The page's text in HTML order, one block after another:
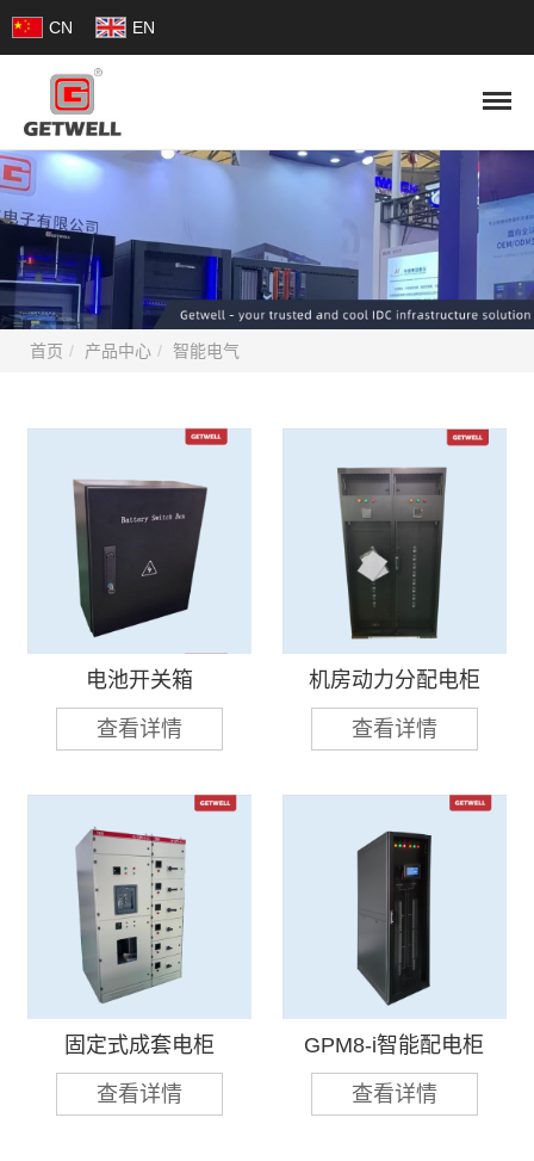
CN EN
首页 产品中心 智能电气
电池开关箱
查看详情
机房动力分配电柜
查看详情
固定式成套电柜
查看详情
GPM8-i智能配电柜
查看详情